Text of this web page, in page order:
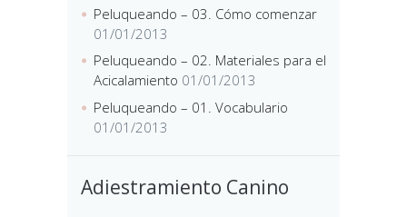
Peluqueando – 03. Cómo comenzar
01/01/2013
Peluqueando – 02. Materiales para el
Acicalamiento 01/01/2013
Peluqueando – 01. Vocabulario
01/01/2013
Adiestramiento Canino